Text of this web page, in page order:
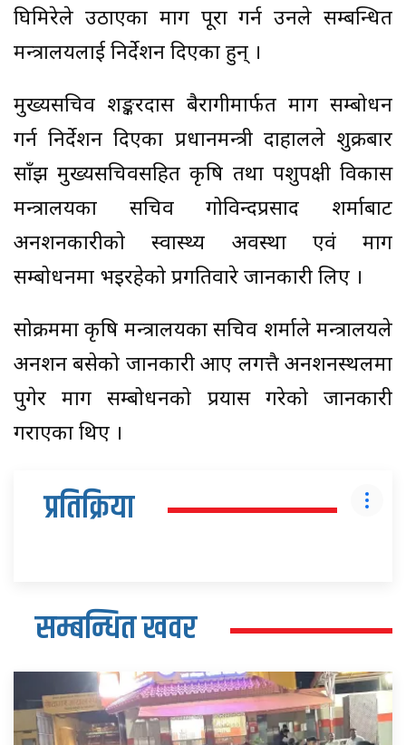
घिमिरेले उठाएका माग पूरा गर्न उनले सम्बन्धित
मन्त्रालयलाई निर्देशन दिएका हुन् ।
मुख्यसचिव शङ्करदास बैरागीमार्फत माग सम्बोधन
गर्न निर्देशन दिएका प्रधानमन्त्री दाहालले शुक्रबार
साँझ मुख्यसचिवसहित कृषि तथा पशुपक्षी विकास
मन्त्रालयका सचिव गोविन्दप्रसाद शर्माबाट
अनशनकारीको स्वास्थ्य अवस्था एवं माग
सम्बोधनमा भइरहेको प्रगतिवारे जानकारी लिए ।
सोक्रममा कृषि मन्त्रालयका सचिव शर्माले मन्त्रालयले
अनशन बसेको जानकारी आए लगत्तै अनशनस्थलमा
पुगेर माग सम्बोधनको प्रयास गरेको जानकारी
गराएका थिए ।
प्रतिक्रिया
सम्बन्धित खवर